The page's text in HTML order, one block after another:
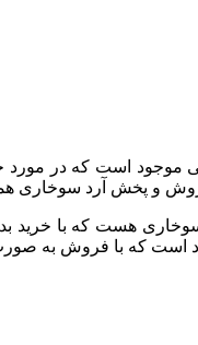
موجود است که در
فروش و پخش آرد سوخاری
هست که با خرید
است که با فروش به